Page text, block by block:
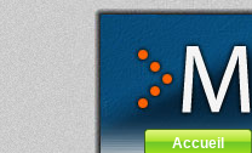
MacBook-fr.com : 100%
Aller au contenu-Aller
Menu général
Accueil